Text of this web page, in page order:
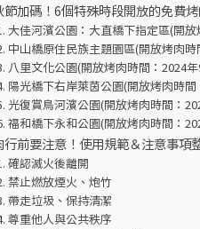
節加碼！6個特殊時段開放的免費
大佳河濱公園：大直橋下指定區(開
中山橋原住民族主題園區(開放烤肉
八里文化公園(開放烤肉時間：2024
陽光橋下右岸萊茵公園(開放烤肉時
光復賞鳥河濱公園(開放烤肉時間：
福和橋下永和公園(開放烤肉時間：
行前要注意！使用規範＆注意事項
確認滅火後離開
禁止燃放煙火、炮竹
帶走垃圾、保持清潔
尊重他人與公共秩序